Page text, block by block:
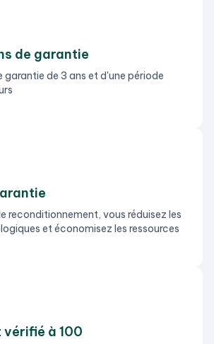
de garantie
garantie de 3 ans et d'une période
reconditionnement, vous réduisez les
et économisez les ressources
vérifié à 100